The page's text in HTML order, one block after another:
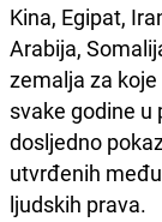
Kina, Egipat,
Arabija,
zemalja za
svake godine u
dosljedno
utvrđenih
ljudskih prava.